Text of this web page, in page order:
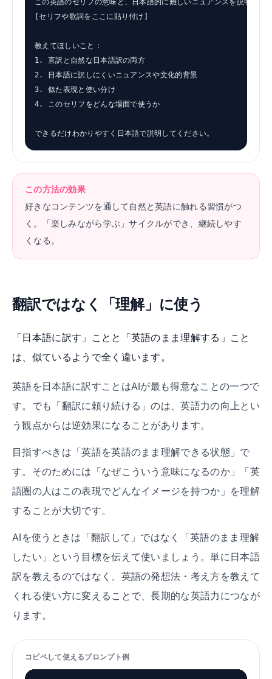
この英語のセリフの意味と、日本語的に難しいニュアンスを説明して
[セリフや歌詞をここに貼り付け]
教えてほしいこと：
1. 直訳と自然な日本語訳の両方
2. 日本語に訳しにくいニュアンスや文化的背景
3. 似た表現と使い分け
4. このセリフをどんな場面で使うか
できるだけわかりやすく日本語で説明してください。
この方法の効果
好きなコンテンツを通して自然と英語に触れる習慣がつ
く。「楽しみながら学ぶ」サイクルができ、継続しやす
くなる。
翻訳ではなく「理解」に使う
「日本語に訳す」ことと「英語のまま理解する」こと
は、似ているようで全く違います。
英語を日本語に訳すことはAIが最も得意なことの一つで
す。でも「翻訳に頼り続ける」のは、英語力の向上とい
う観点からは逆効果になることがあります。
目指すべきは「英語を英語のまま理解できる状態」で
す。そのためには「なぜこういう意味になるのか」「英
語圏の人はこの表現でどんなイメージを持つか」を理解
することが大切です。
AIを使うときは「翻訳して」ではなく「英語のまま理解
したい」という目標を伝えて使いましょう。単に日本語
訳を教えるのではなく、英語の発想法・考え方を教えて
くれる使い方に変えることで、長期的な英語力につなが
ります。
コピペして使えるプロンプト例